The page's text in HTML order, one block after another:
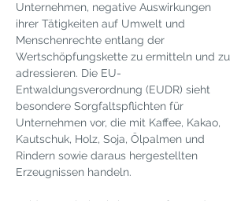
Unternehmen, negative Auswirkungen
ihrer Tätigkeiten auf Umwelt und
Menschenrechte entlang der
Wertschöpfungskette zu ermitteln und zu
adressieren. Die EU-
Entwaldungsverordnung (EUDR) sieht
besondere Sorgfaltspflichten für
Unternehmen vor, die mit Kaffee, Kakao,
Kautschuk, Holz, Soja, Ölpalmen und
Rindern sowie daraus hergestellten
Erzeugnissen handeln.